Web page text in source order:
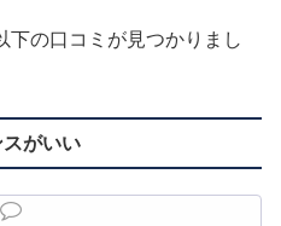
下の口コミが見つかりまし
がいい